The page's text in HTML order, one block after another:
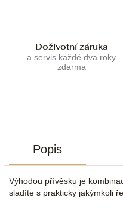
Doživotní záruka
a servis každé dva roky
zdarma
Popis
Výhodou přívěsku je
sladíte s prakticky jakýmkoli